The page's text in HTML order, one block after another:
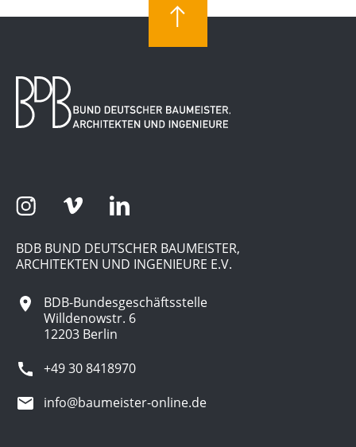
BDB BUND DEUTSCHER BAUMEISTER,
ARCHITEKTEN UND INGENIEURE E.V.
BDB-Bundesgeschäftsstelle
Willdenowstr. 6
12203 Berlin
+49 30 8418970
info@baumeister-online.de